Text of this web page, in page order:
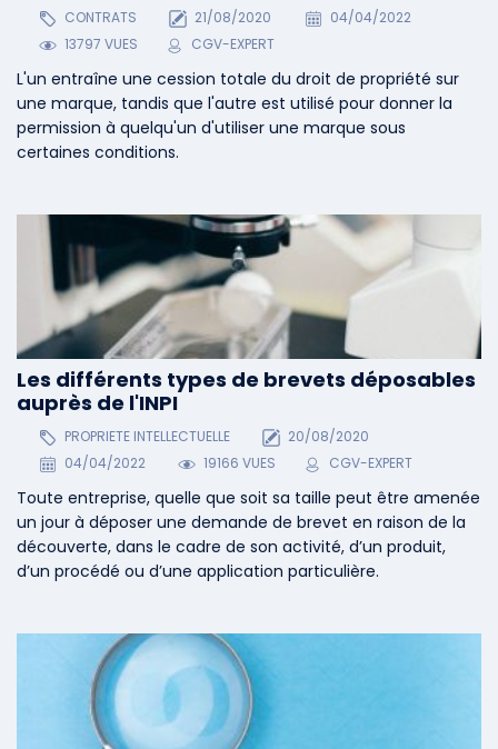
Les différents types de brevets déposables
auprès de l'INPI
PROPRIETE INTELLECTUELLE
20/08/2020
04/04/2022
19166 VUES CGV-EXPERT
Toute entreprise, quelle que soit sa taille peut être amenée
un jour à déposer une demande de brevet en raison de la
découverte, dans le cadre de son activité, d’un produit,
d’un procédé ou d’une application particulière.
CONTRATS 21/08/2020
04/04/2022
13797 VUES
CGV-EXPERT
L'un entraîne une cession totale du droit de propriété sur
une marque, tandis que l'autre est utilisé pour donner la
permission à quelqu'un d'utiliser une marque sous
certaines conditions.